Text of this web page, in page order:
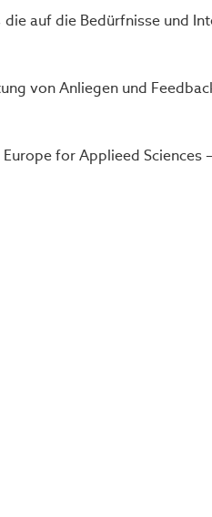
auf die Bedürfnisse und
von Anliegen und
for Applieed Sciences